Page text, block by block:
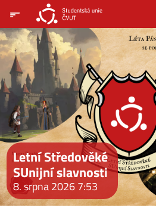
Letní Středověké
SUnijní slavnosti
8. srpna 2026 7:53